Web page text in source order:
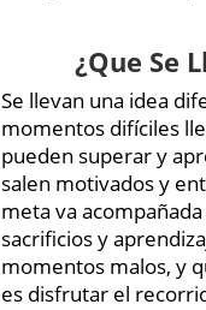
¿Que Se
Se llevan una idea
momentos difíciles
pueden superar y
salen motivados y
meta va
sacrificios y
momentos malos, y
es disfrutar el